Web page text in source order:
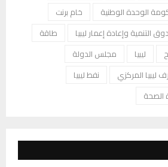
الوحدة الوطنية
خام برنت
التنمية وإعادة إعمار ليبيا
طاقة
ليبيا
مجلس الدولة
ليبيا المركزي
نفط ليبيا
الصحة